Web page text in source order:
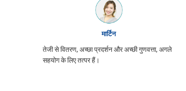
अच्छी गुणवत्ता, अगले
JINPAT पर्ची की अंगूठी उपस्थिति अच्छी है, ध्यान से
पैकिंग, सेवा उत्साह, फिर से आने की जरूरत है